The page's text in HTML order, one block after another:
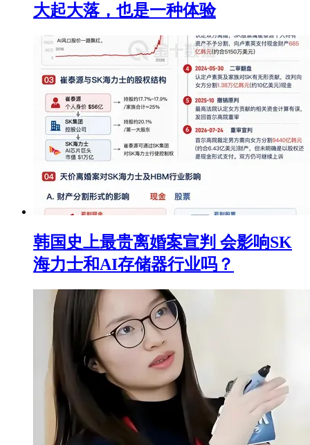
大起大落，也是一种体验
韩国史上最贵离婚案宣判 会影响SK
海力士和AI存储器行业吗？